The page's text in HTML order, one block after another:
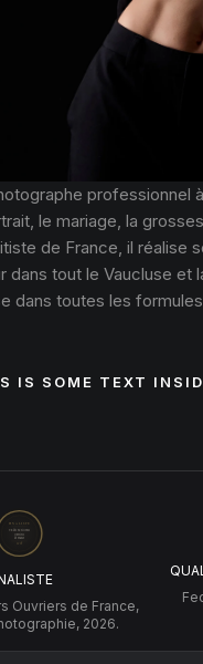
professionnel
le mariage, la
de France, il réalise
dans tout le Vaucluse et
dans toutes les
IS SOME TEXT
Ouvriers de France,
2026.